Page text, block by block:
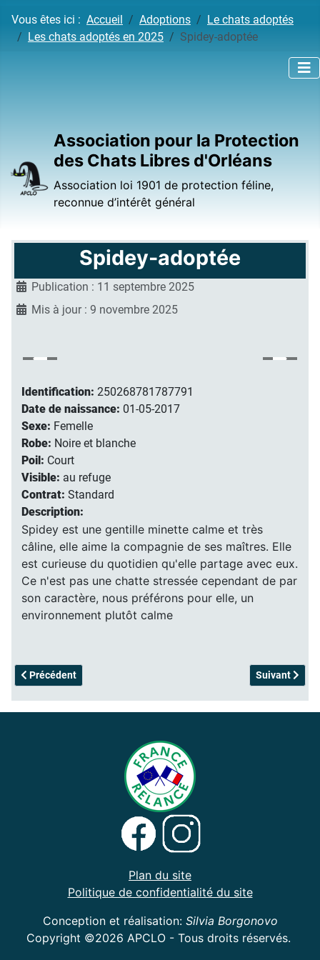
Vous êtes ici : Accueil Adoptions
Le chats adoptés
Les chats adoptés en 2025
Spidey-adoptée
Association pour la Protection
des Chats Libres d'Orléans
Association loi 1901 de protection féline,
reconnue d’intérêt général
Spidey-adoptée
Publication : 11 septembre 2025
Mis à jour : 9 novembre 2025
Identification: 250268781787791
Date de naissance: 01-05-2017
Sexe: Femelle
Robe: Noire et blanche
Poil: Court
Visible: au refuge
Contrat: Standard
Description:
Spidey est une gentille minette calme et très
câline, elle aime la compagnie de ses maîtres. Elle
est curieuse du quotidien qu'elle partage avec eux.
Ce n'est pas une chatte stressée cependant de par
son caractère, nous préférons pour elle, un
environnement plutôt calme
Article précédent : Sucette-adoptée
Précédent Article
Suivant
Plan du site
Politique de confidentialité du site
Conception et réalisation: Silvia Borgonovo
Copyright ©2026 APCLO - Tous droits réservés.